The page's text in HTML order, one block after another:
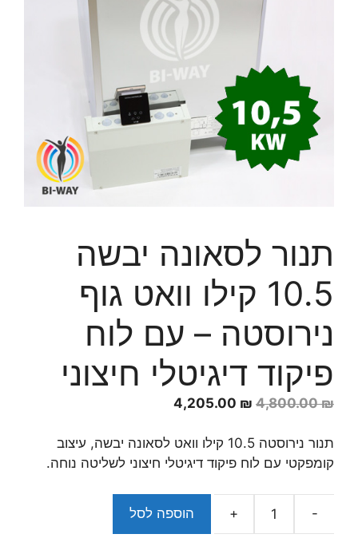
תנור לסאונה יבשה
10.5 קילו וואט גוף
נירוסטה – עם לוח
פיקוד דיגיטלי חיצוני
4,800.00₪
המחיר
היה:
4,800.00 ₪.
4,205.00 ₪
המחיר
הוא:
4,205.00 ₪.
תנור נירוסטה 10.5 קילו וואט לסאונה יבשה, עיצוב
קומפקטי עם לוח פיקוד דיגיטלי חיצוני לשליטה נוחה.
-
כמות
+ הוספה לסל